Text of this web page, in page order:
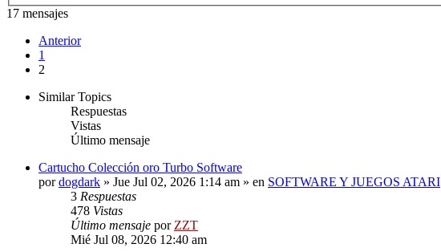
17 mensajes
Anterior
1
2
Similar Topics
Respuestas
Vistas
Último mensaje
Cartucho Colección oro Turbo Software
pordogdark » Jue Jul 02, 2026 1:14 am » en SOFTWARE Y JUEGOS ATARI
3 Respuestas
478 Vistas
Último mensaje por ZZT
Mié Jul 08, 2026 12:40 am